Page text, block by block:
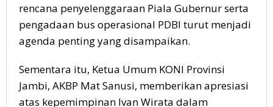
rencana penyelenggaraan Piala Gubernur serta
pengadaan bus operasional PDBI turut menjadi
agenda penting yang disampaikan.
Sementara itu, Ketua Umum KONI Provinsi
Jambi, AKBP Mat Sanusi, memberikan apresiasi
atas kepemimpinan Ivan Wirata dalam